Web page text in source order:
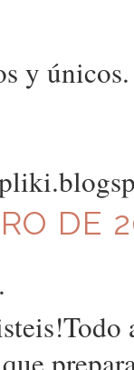
y únicos.
DE